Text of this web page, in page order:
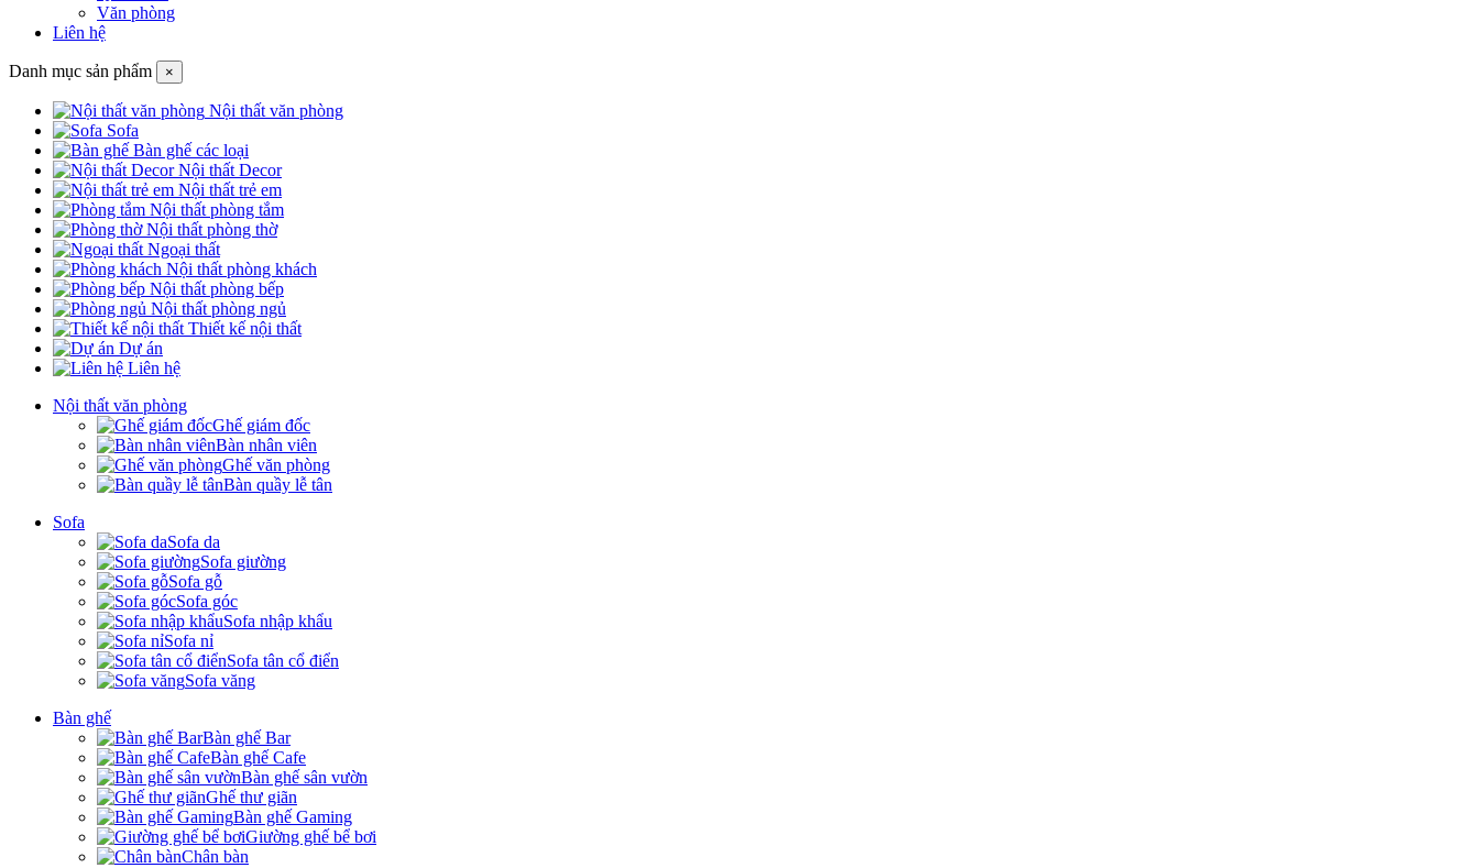
Văn phòng
Liên hệ
Danh mục sản phẩm ×
Nội thất văn phòng
Sofa
Bàn ghế các loại
Nội thất Decor
Nội thất trẻ em
Nội thất phòng tắm
Nội thất phòng thờ
Ngoại thất
Nội thất phòng khách
Nội thất phòng bếp
Nội thất phòng ngủ
Thiết kế nội thất
Dự án
Liên hệ
Nội thất văn phòng
Ghế giám đốc
Bàn nhân viên
Ghế văn phòng
Bàn quầy lễ tân
Sofa
Sofa da
Sofa giường
Sofa gỗ
Sofa góc
Sofa nhập khẩu
Sofa nỉ
Sofa tân cổ điển
Sofa văng
Bàn ghế
Bàn ghế Bar
Bàn ghế Cafe
Bàn ghế sân vườn
Ghế thư giãn
Bàn ghế Gaming
Giường ghế bể bơi
Chân bàn